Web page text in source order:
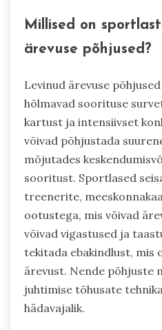
Millised on
ärevuse põhjused?
Levinud ärevuse
hõlmavad soorituse
kartust ja intensiivset
võivad põhjustada
mõjutades
sooritust. Sportlased
treenerite,
ootustega, mis võivad
võivad vigastused ja
tekitada ebakindlust, mis
ärevust. Nende põhjuste
juhtimise tõhusate
hädavajalik.